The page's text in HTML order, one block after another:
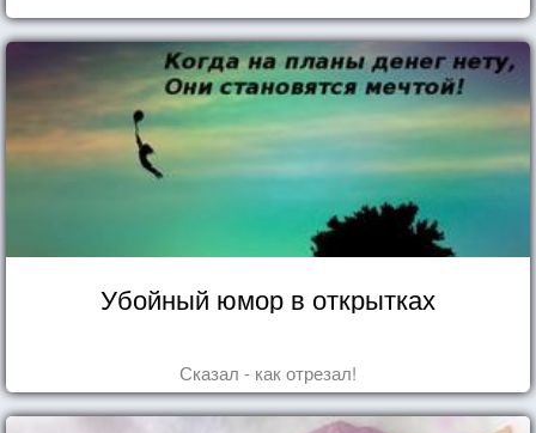
Убойный юмор в открытках
Сказал - как отрезал!